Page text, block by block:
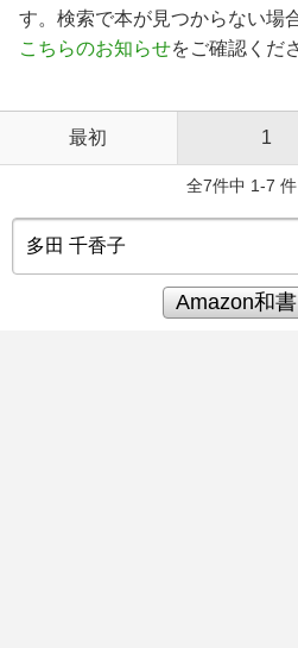
す。検索で本が見つからない場
こちらのお知らせをご確認くだ
最初 1
全7件中 1-7